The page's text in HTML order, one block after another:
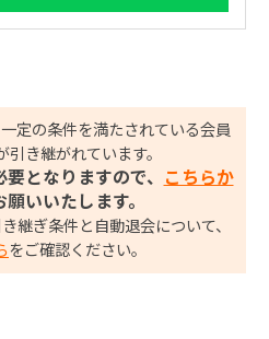
定の条件を満たされている会員
引き継がれています。
となりますので、
こちらか
願いいたします。
継ぎ条件と自動退会について、
をご確認ください。